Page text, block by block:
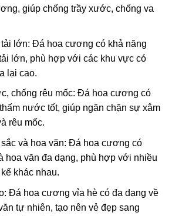
giúp chống trầy xước, chống va
lớn: Đá hoa cương có khả năng
lớn, phù hợp với các khu vực có
lại cao.
chống rêu mốc: Đá hoa cương có
nước tốt, giúp ngăn chặn sự xâm
rêu mốc.
và hoa văn: Đá hoa cương có
hoa văn đa dạng, phù hợp với nhiều
khác nhau.
Đá hoa cương vỉa hè có đa dạng về
tự nhiên, tạo nên vẻ đẹp sang